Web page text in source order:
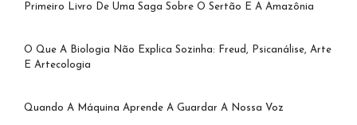
Primeiro Livro De Uma Saga Sobre O Sertão E A Amazônia
O Que A Biologia Não Explica Sozinha: Freud, Psicanálise, Arte
E Artecologia
Quando A Máquina Aprende A Guardar A Nossa Voz